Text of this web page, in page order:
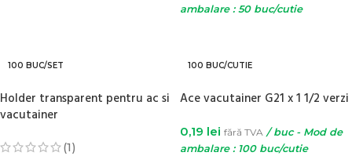
ambalare : 50 buc/cutie
100 BUC/SET
Holder transparent pentru ac si
vacutainer
(1)
100 BUC/CUTIE
Ace vacutainer G21 x 1 1/2 verzi
0,19 lei fără TVA / buc - Mod de
ambalare : 100 buc/cutie